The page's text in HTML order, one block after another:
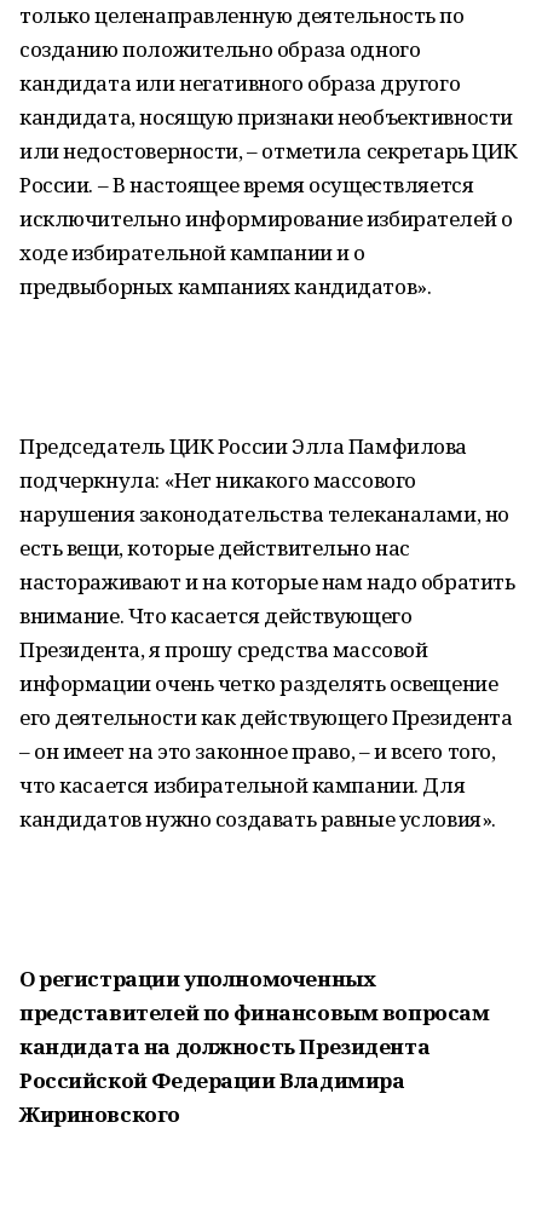
только целенаправленную деятельность по
созданию положительно образа одного
кандидата или негативного образа другого
кандидата, носящую признаки необъективности
или недостоверности, – отметила секретарь ЦИК
России. – В настоящее время осуществляется
исключительно информирование избирателей о
ходе избирательной кампании и о
предвыборных кампаниях кандидатов».
Председатель ЦИК России Элла Памфилова
подчеркнула: «Нет никакого массового
нарушения законодательства телеканалами, но
есть вещи, которые действительно нас
настораживают и на которые нам надо обратить
внимание. Что касается действующего
Президента, я прошу средства массовой
информации очень четко разделять освещение
его деятельности как действующего Президента
– он имеет на это законное право, – и всего того,
что касается избирательной кампании. Для
кандидатов нужно создавать равные условия».
О регистрации уполномоченных
представителей по финансовым вопросам
кандидата на должность Президента
Российской Федерации Владимира
Жириновского